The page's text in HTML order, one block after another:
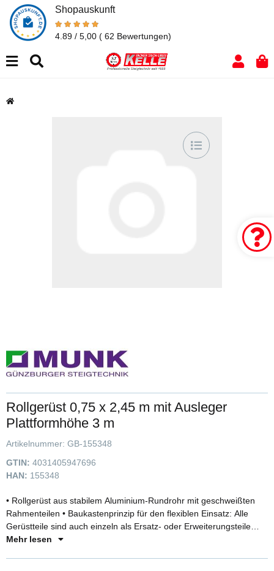
Shopauskunft
4.89 / 5,00 ( 62 Bewertungen)
Rollgerüst 0,75 x 2,45 m mit Ausleger
Plattformhöhe 3 m
Artikelnummer: GB-155348
GTIN: 4031405947696
HAN: 155348
• Rollgerüst aus stabilem Aluminium-Rundrohr mit geschweißten
Rahmenteilen • Baukastenprinzip für den flexiblen Einsatz: Alle
Gerüstteile sind auch einzeln als Ersatz- oder Erweiterungsteile
bestellbar • Vier Lenkrollen Ø 200 mm mit zentrischer
Mehr lesen